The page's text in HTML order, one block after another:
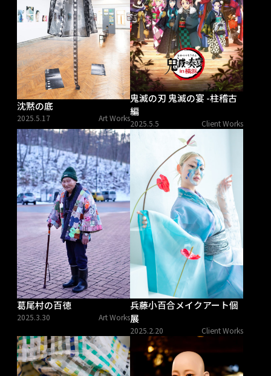
沈黙の底
2025.5.17 Art Works
鬼滅の刃 鬼滅の宴 -柱稽古
編
2025.5.5 Client Works
葛尾村の百徳
2025.3.30 Art Works
兵藤小百合メイクアート個
展
2025.2.20 Client Works